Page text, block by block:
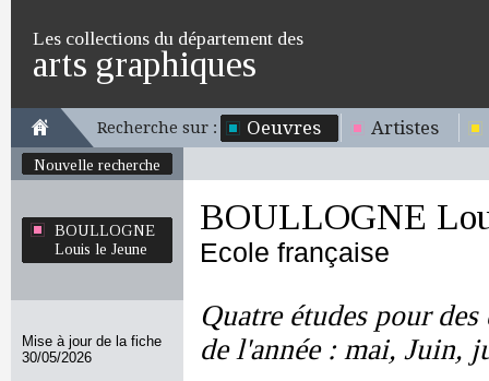
Les collections du département des
arts graphiques
Recherche sur : Oeuvres Artistes
Nouvelle recherche
BOULLOGNE
Louis le Jeune
Mise à jour de la fiche
30/05/2026
BOULLOGNE
Ecole française
Quatre études pour
de l'année : mai, Juin,